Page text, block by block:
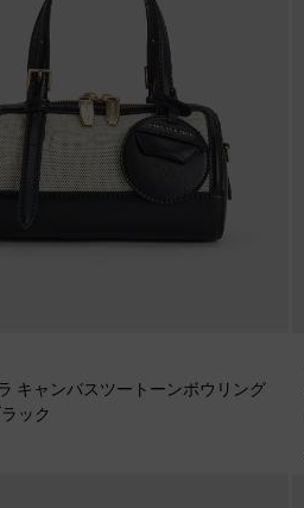
キャンバスツートーンボウリング
ック